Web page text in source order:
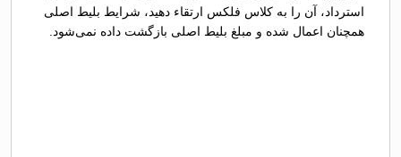
استرداد، آن را به کلاس فلکس ارتقاء دهید، شرایط بلیط اصلی
همچنان اعمال شده و مبلغ بلیط اصلی بازگشت داده نمی‌شود.